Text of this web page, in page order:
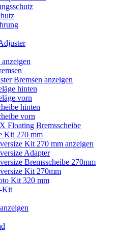
Bremsen anzeigen
hinten
vorn
hinten
vorn
Floating Bremsscheibe
Kit 270 mm
Kit 270 mm anzeigen
Adapter
Bremsscheibe 270mm
Kit 270mm
Kit 320 mm
Kit